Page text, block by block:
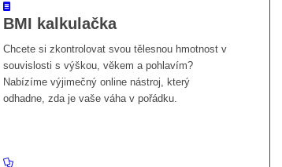
BMI kalkulačka
Chcete si zkontrolovat svou tělesnou hmotnost v
souvislosti s výškou, věkem a pohlavím?
Nabízíme výjimečný online nástroj, který
odhadne, zda je vaše váha v pořádku.